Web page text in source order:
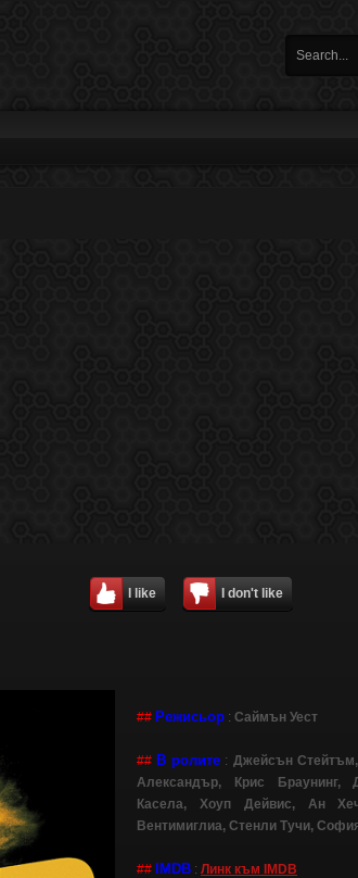
I like I don't like
## Режисьор : Саймън Уест
## В ролите : Джейсън
Александър, Крис Браунинг,
Касела, Хоуп Дейвис, Ан
Вентимиглиа, Стенли Тучи,
## IMDB : Линк към IMDB